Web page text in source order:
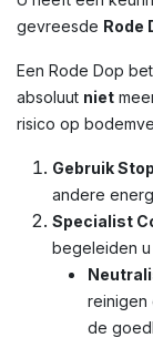
gevreesde Rode
Een Rode Dop
absoluut niet
risico op
Gebruik
andere
Specialist
begeleiden
reinigen
de